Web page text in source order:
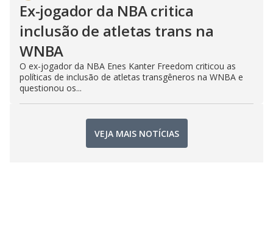
Ex-jogador da NBA critica
inclusão de atletas trans na
WNBA
O ex-jogador da NBA Enes Kanter Freedom criticou as
políticas de inclusão de atletas transgêneros na WNBA e
questionou os...
VEJA MAIS NOTÍCIAS